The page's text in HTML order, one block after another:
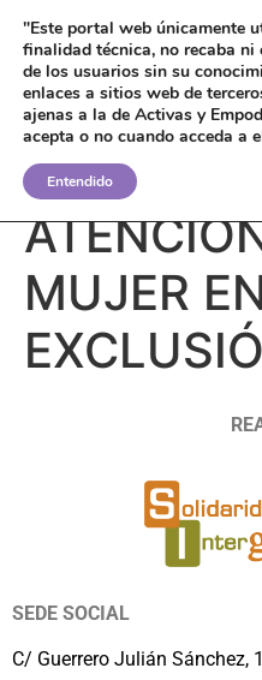
CENTRO
MUJER
SEDE SOCIAL
C/ Guerrero Julián Sánchez, 1
"Este portal web únicamente
finalidad técnica, no recaba ni
de los usuarios sin su
enlaces a sitios web de
ajenas a la de Activas y
acepta o no cuando acceda a
Entendido